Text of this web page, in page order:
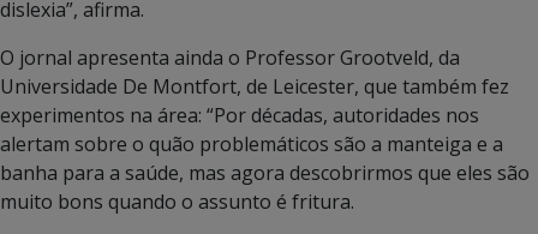
dislexia”, afirma.
O jornal apresenta ainda o Professor Grootveld, da
Universidade De Montfort, de Leicester, que também fez
experimentos na área: “Por décadas, autoridades nos
alertam sobre o quão problemáticos são a manteiga e a
banha para a saúde, mas agora descobrirmos que eles são
muito bons quando o assunto é fritura.